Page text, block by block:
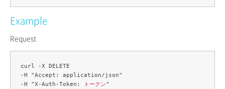
Example
Request
curl -X DELETE
-H "Accept: application/json"
-H "X-Auth-Token:
トークン"